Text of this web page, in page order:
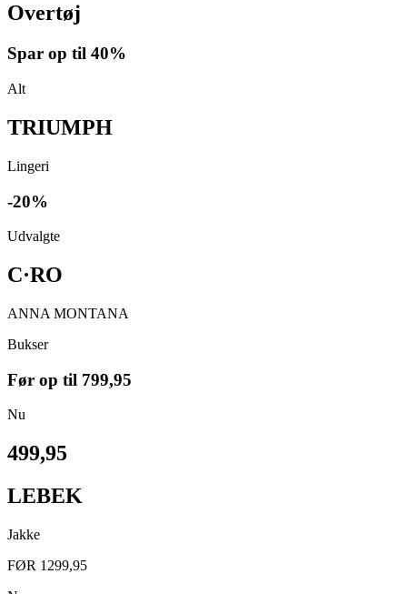
Overtøj
Spar op til 40%
Alt
TRIUMPH
Lingeri
-20%
Udvalgte
C·RO
ANNA MONTANA
Bukser
Før op til 799,95
Nu
499,95
LEBEK
Jakke
FØR 1299,95